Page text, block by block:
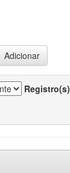
Registro(s)